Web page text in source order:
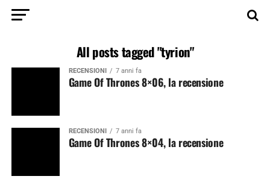
All posts tagged "tyrion"
RECENSIONI 7 anni fa
Game Of Thrones 8×06, la recensione
RECENSIONI 7 anni fa
Game Of Thrones 8×04, la recensione